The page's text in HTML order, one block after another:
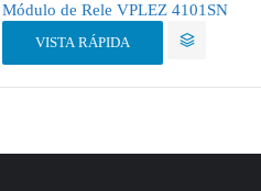
Módulo de Rele VPLEZ 4101SN
VISTA RÁPIDA